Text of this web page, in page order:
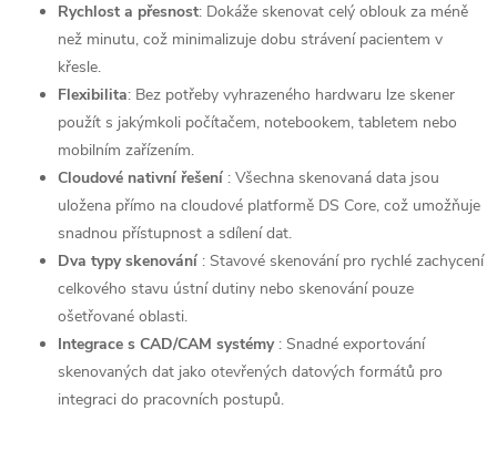
Rychlost a přesnost: Dokáže skenovat celý oblouk za méně
než minutu, což minimalizuje dobu strávení pacientem v
křesle.
Flexibilita: Bez potřeby vyhrazeného hardwaru lze skener
použít s jakýmkoli počítačem, notebookem, tabletem nebo
mobilním zařízením.
Cloudové nativní řešení : Všechna skenovaná data jsou
uložena přímo na cloudové platformě DS Core, což umožňuje
snadnou přístupnost a sdílení dat.
Dva typy skenování : Stavové skenování pro rychlé zachycení
celkového stavu ústní dutiny nebo skenování pouze
ošetřované oblasti.
Integrace s CAD/CAM systémy : Snadné exportování
skenovaných dat jako otevřených datových formátů pro
integraci do pracovních postupů.